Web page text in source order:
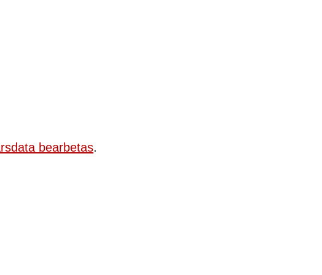
bearbetas.